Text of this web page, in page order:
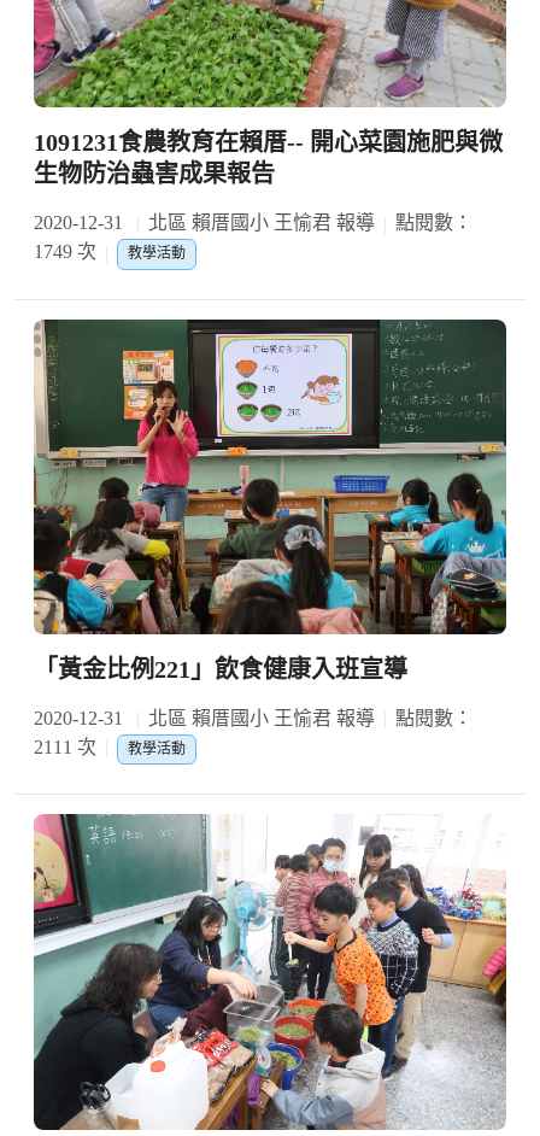
1091231食農教育在賴厝-- 開心菜園施肥與微
生物防治蟲害成果報告
2020-12-31 北區 賴厝國小 王愉君 報導
點閱數：
1749 次
教學活動
「黃金比例221」飲食健康入班宣導
2020-12-31 北區 賴厝國小 王愉君 報導
點閱數：
2111 次
教學活動